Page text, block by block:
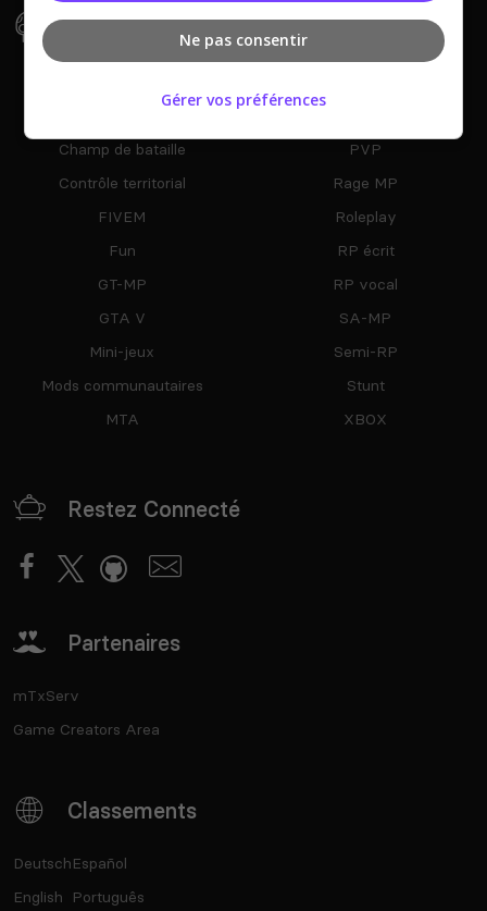
Types De Serveur
Champ de bataille
Contrôle territorial
FIVEM
Fun
GT-MP
GTA V
Mini-jeux
Mods communautaires
MTA
PVP
Rage MP
Roleplay
RP écrit
RP vocal
SA-MP
Semi-RP
Stunt
XBOX
Restez Connecté
Partenaires
mTxServ
Game Creators Area
Classements
Deutsch
English
Español
Português
Ne pas consentir
Gérer vos préférences